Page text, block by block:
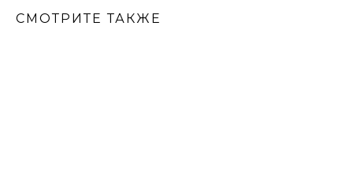
СМОТРИТЕ ТАКЖЕ